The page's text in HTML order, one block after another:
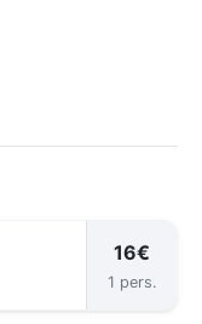
16€
1 pers.